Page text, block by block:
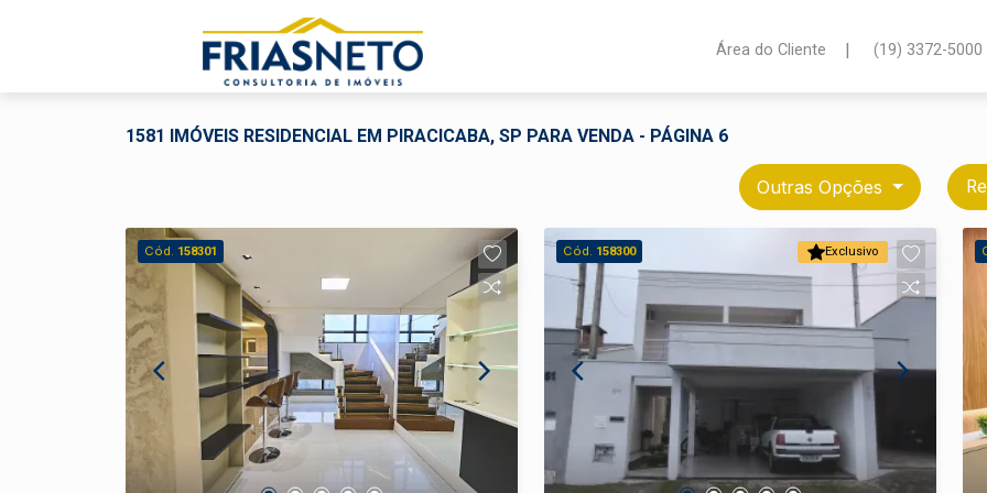
Área do Cliente | (19) 3372-5000
1581 IMÓVEIS RESIDENCIAL EM PIRACICABA, SP PARA VENDA - PÁGINA 6
Outras Opções
Cód. 158301 Exclusivo
Cód. 158300